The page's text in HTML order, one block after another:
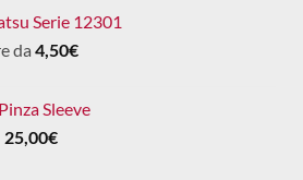
Serie 12301
da 4,50€
Sleeve
Il
25,00€Il